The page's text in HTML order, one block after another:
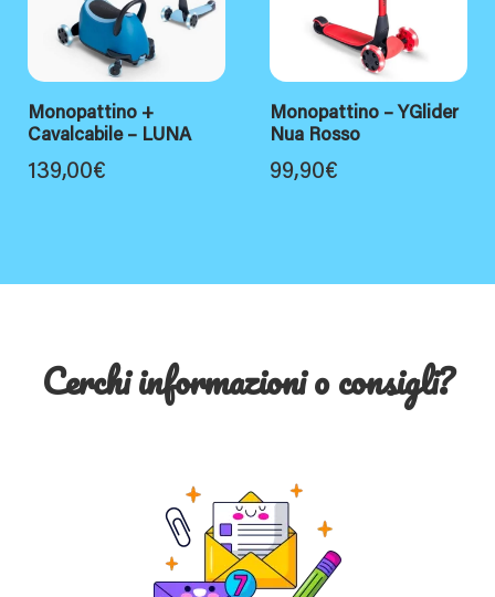
Monopattino +
Cavalcabile – LUNA
139,00€
Monopattino – YGlider
Nua Rosso
99,90€
Cerchi informazioni o consigli?